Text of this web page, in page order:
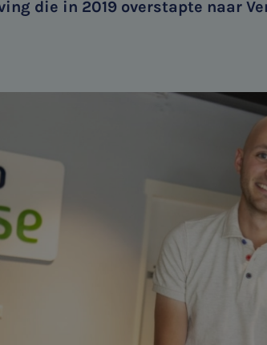
die in 2019 overstapte naar